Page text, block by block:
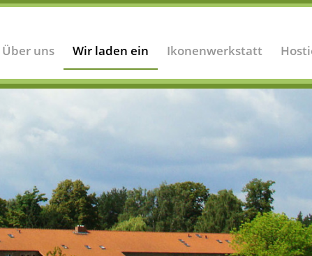
Über uns Wir laden ein Ikonenwerkstatt